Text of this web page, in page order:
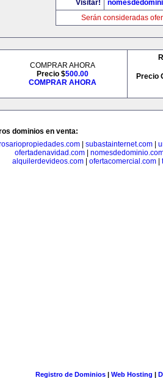
Visitar!
Serán consideradas
COMPRAR AHORA
Precio $500.00
COMPRAR AHORA
Precio
dominios en venta:
| subastainternet.com|
ofertadenavidad.com|
alquilerdevideos.com
ofertacomercial.com
Registro de Dominios| Web Hosting |